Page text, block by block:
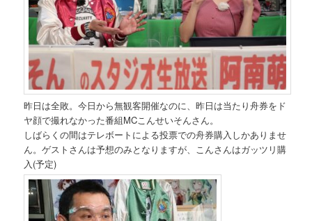
昨日は全敗。今日から無観客開催なのに、昨日は当たり舟券をド
ヤ顔で撮れなかった番組MCこんせいそんさん。
しばらくの間はテレボートによる投票での舟券購入しかありませ
ん。ゲストさんは予想のみとなりますが、こんさんはガッツリ購
入(予定)